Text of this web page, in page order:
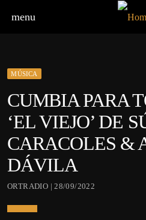
menu
MÚSICA
CUMBIA PARA
‘EL VIEJO’ DE
CARACOLES &
DÁVILA
ORTRADIO | 28/09/2022